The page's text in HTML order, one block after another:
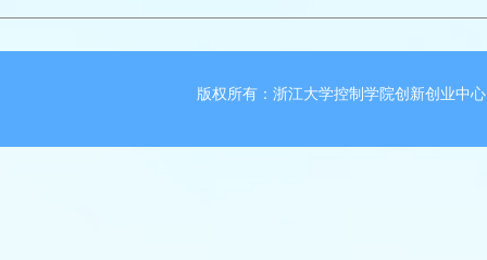
版权所有：浙江大学控制学院创新创